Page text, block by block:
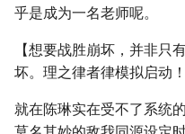
乎是成为一名老师呢。
【想要战胜崩坏，并非只
坏。理之律者律模拟启动！
就在陈琳实在受不了系统